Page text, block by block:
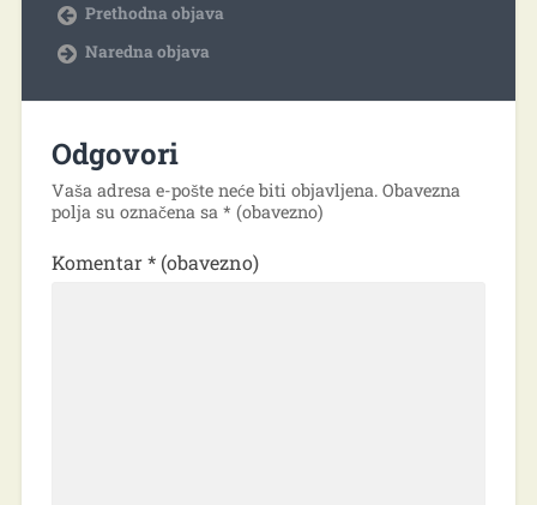
Prethodna objava
Naredna objava
Odgovori
Vaša adresa e-pošte neće biti objavljena. Obavezna
polja su označena sa * (obavezno)
Komentar* (obavezno)